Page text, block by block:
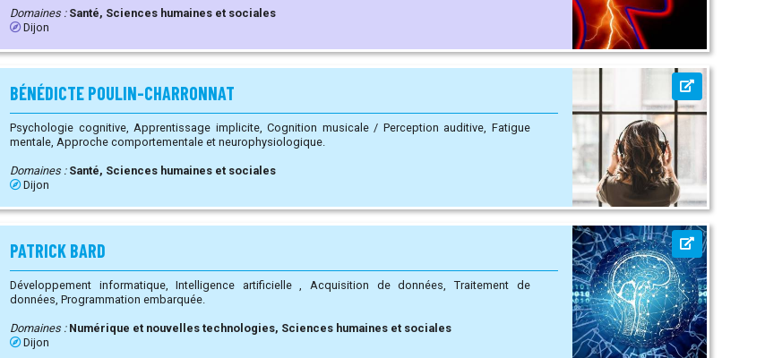
Domaines : Santé, Sciences humaines et sociales
Dijon
BÉNÉDICTE POULIN-CHARRONNAT
Psychologie cognitive, Apprentissage implicite, Cognition musicale / Perception auditive, Fatigue
mentale, Approche comportementale et neurophysiologique.
Domaines : Santé, Sciences humaines et sociales
Dijon
PATRICK BARD
Développement informatique, Intelligence artificielle , Acquisition de données, Traitement de
données, Programmation embarquée.
Domaines : Numérique et nouvelles technologies, Sciences humaines et sociales
Dijon